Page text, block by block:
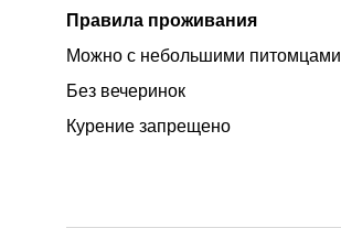
Правила проживания
Можно с небольшими питомцами
Без вечеринок
Курение запрещено